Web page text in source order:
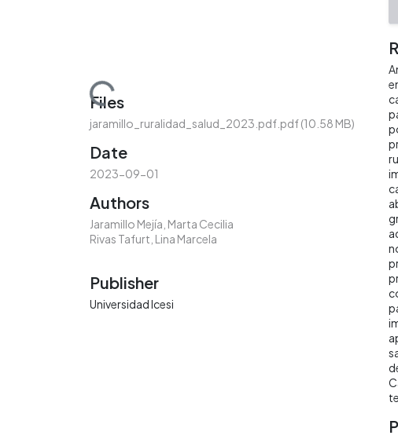
Loading...
Files
jaramillo_ruralidad_salud_2023.pdf.pdf(10.58 MB)
Date
2023-09-01
Authors
Jaramillo Mejía, Marta Cecilia
Rivas Tafurt, Lina Marcela
Publisher
Universidad Icesi